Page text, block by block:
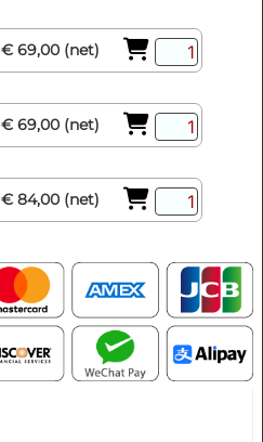
€ 69,00 (net)
€ 69,00 (net)
€ 84,00 (net)